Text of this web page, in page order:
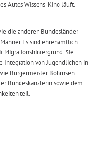
Autos Wissens-Kino läuft.
die anderen Bundesländer
Es sind ehrenamtlich
Migrationshintergrund. Sie
Integration von Jugendlichen in
Bürgermeister Böhrnsen
Bundeskanzlerin sowie dem
teil.